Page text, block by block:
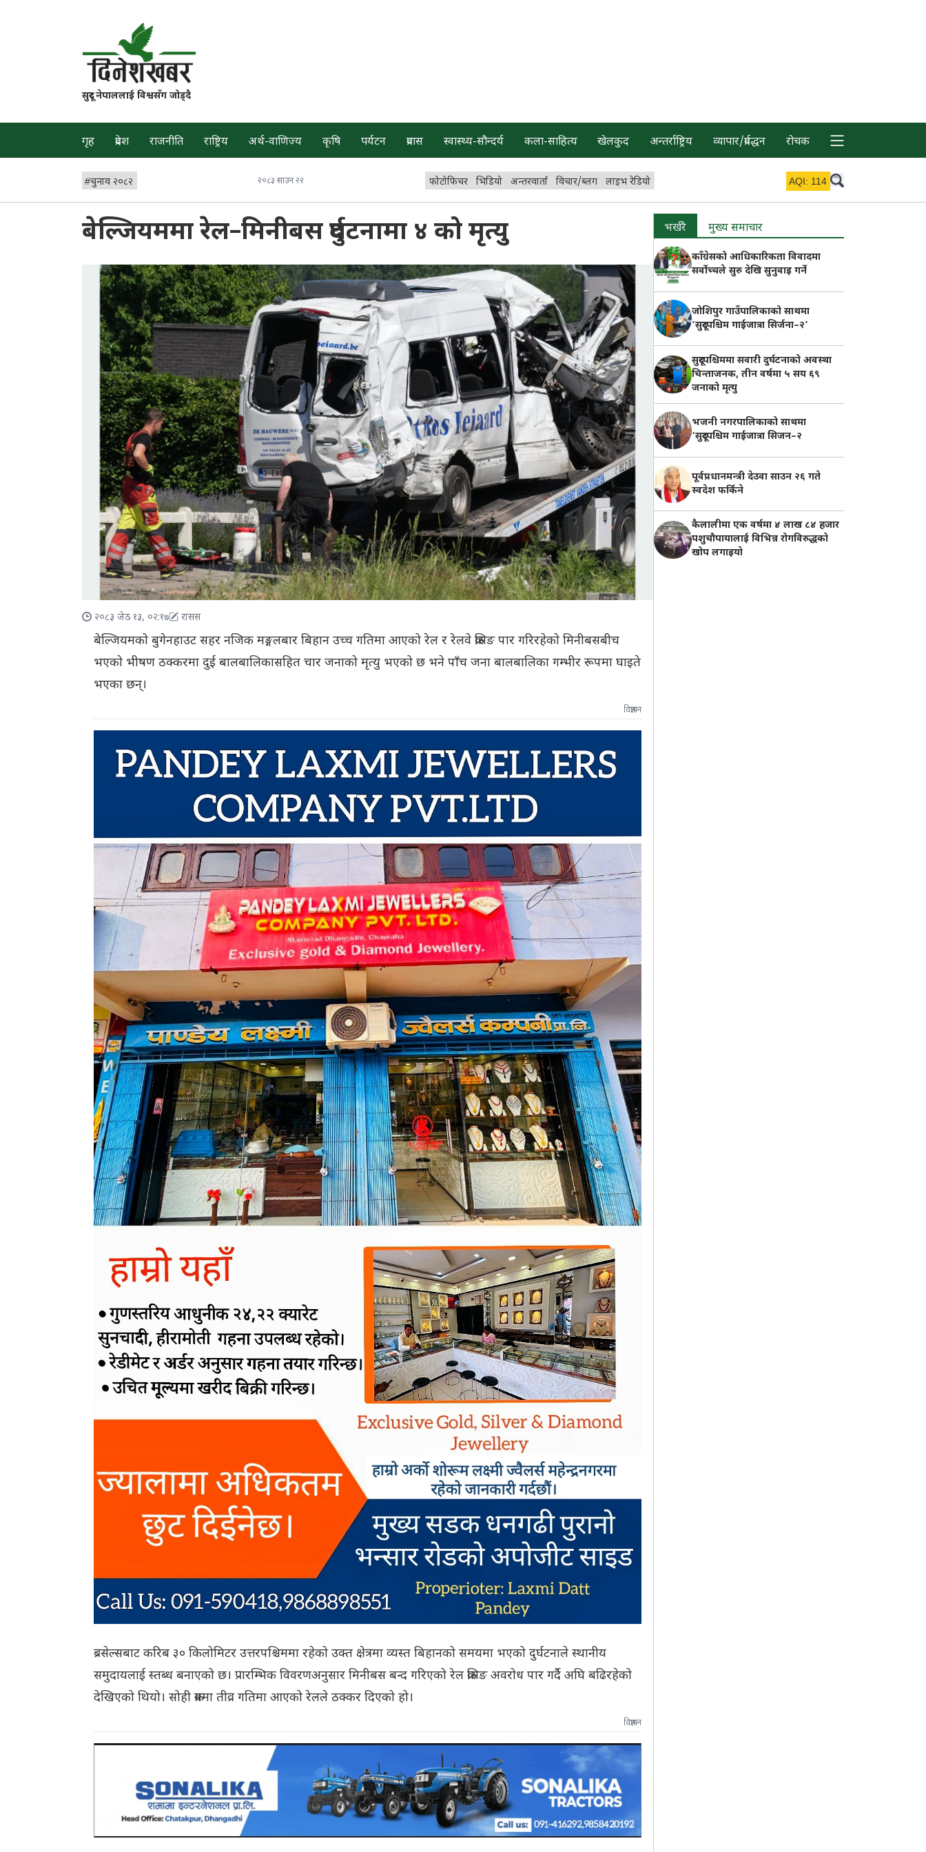
सुदूर नेपाललाई विश्वसँग जोड्दै
गृह प्रदेश राजनीति राष्ट्रिय अर्थ-वाणिज्य कृषि पर्यटन प्रवास स्वास्थ्य-सौन्दर्य कला-साहित्य खेलकुद अन्तर्राष्ट्रिय व्यापार/प्रर्वद्धन रोचक
#चुनाव २०८२ २०८३ साउन २२ फोटोफिचर भिडियो अन्तरवार्ता विचार/ब्लग लाइभ रेडियो AQI: 114
बेल्जियममा रेल–मिनीबस दुर्घटनामा ४ को मृत्यु
२०८३ जेठ १३, ०२:१७ रासस
बेल्जियमको बुगेनहाउट सहर नजिक मङ्गलबार बिहान उच्च गतिमा आएको रेल र रेलवे क्रसिङ पार गरिरहेको मिनीबसबीच
भएको भीषण ठक्करमा दुई बालबालिकासहित चार जनाको मृत्यु भएको छ भने पाँच जना बालबालिका गम्भीर रूपमा घाइते
भएका छन्।
विज्ञापन
ब्रसेल्सबाट करिब ३० किलोमिटर उत्तरपश्चिममा रहेको उक्त क्षेत्रमा व्यस्त बिहानको समयमा भएको दुर्घटनाले स्थानीय
समुदायलाई स्तब्ध बनाएको छ। प्रारम्भिक विवरणअनुसार मिनीबस बन्द गरिएको रेल क्रसिङ अवरोध पार गर्दै अघि बढिरहेको
देखिएको थियो। सोही क्रममा तीव्र गतिमा आएको रेलले ठक्कर दिएको हो।
विज्ञापन
भर्खरै मुख्य समाचार
काँग्रेसको आधिकारिकता विवादमा
सर्वोच्चले सुरु देखि सुनुवाइ गर्ने
जोशिपुर गाउँपालिकाको साथमा
‘सुदूरपश्चिम गाईजात्रा सिर्जना–२’
सुदूरपश्चिममा सवारी दुर्घटनाको अवस्था
चिन्ताजनक, तीन वर्षमा ५ सय ६९
जनाको मृत्यु
भजनी नगरपालिकाको साथमा
‘सुदूरपश्चिम गाईजात्रा सिजन–२
पूर्वप्रधानमन्त्री देउवा साउन २६ गते
स्वदेश फर्किने
कैलालीमा एक वर्षमा ४ लाख ८४ हजार
पशुचौपायालाई विभिन्न रोगविरुद्धको
खोप लगाइयाे